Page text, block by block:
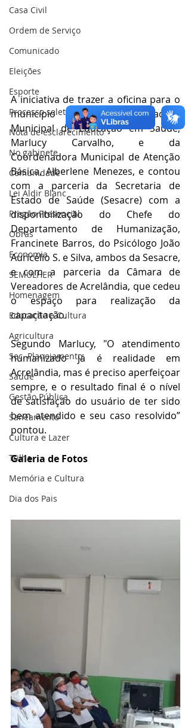
Casa Civil
Ordem de Serviço
Comunicado
Eleições
Esporte
Processo seletivo
Nota de esclarecimento
No gabinete
Comunidade
Lei Aldir Blanc
Pregão Presencial
Obras
Economia
SEMULHER
Homenagem
Educação e Cultura
Agricultura
Sec. Planejamento
Saúde
Gestão Pública
Saneamento
Cultura e Lazer
Trilha
Memória e Cultura
Dia dos Pais
A iniciativa de trazer a oficina para o
município foi da Coordenadora
Municipal de Educação em Saúde,
Marlucy Carvalho, e da
Coordenadora Municipal de Atenção
Básica, Alberlene Menezes, e contou
com a parceria da Secretaria de
Estado de Saúde (Sesacre) com a
disponibilização do Chefe do
Departamento de Humanização,
Francinete Barros, do Psicólogo João
Auricélio S. e Silva, ambos da Sesacre,
e com a parceria da Câmara de
Vereadores de Acrelândia, que cedeu
o espaço para realização da
capacitação.
Segundo Marlucy, "O atendimento
humanizado já é realidade em
Acrelândia, mas é preciso aperfeiçoar
sempre, e o resultado final é o nível
de satisfação do usuário de ter sido
bem atendido e seu caso resolvido”
pontou.
Galeria de Fotos